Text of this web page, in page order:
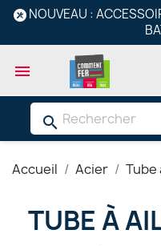
NOUVEAU :

search
Accueil Acier Tube
TUBE À